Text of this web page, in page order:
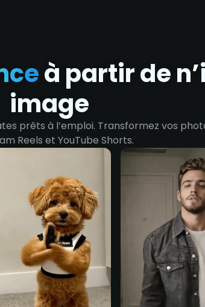
à partir de
image
prêts à l’emploi. Transformez vos
Reels et YouTube Shorts.